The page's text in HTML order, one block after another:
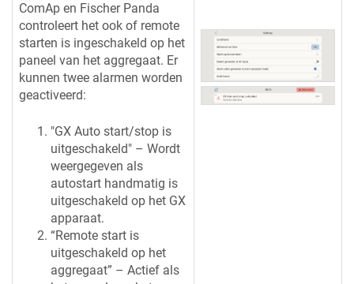
ComAp en Fischer Panda
controleert het ook of remote
starten is ingeschakeld op het
paneel van het aggregaat. Er
kunnen twee alarmen worden
geactiveerd:
"GX Auto start/stop is
uitgeschakeld" – Wordt
weergegeven als
autostart handmatig is
uitgeschakeld op het GX
apparaat.
“Remote start is
uitgeschakeld op het
aggregaat” – Actief als